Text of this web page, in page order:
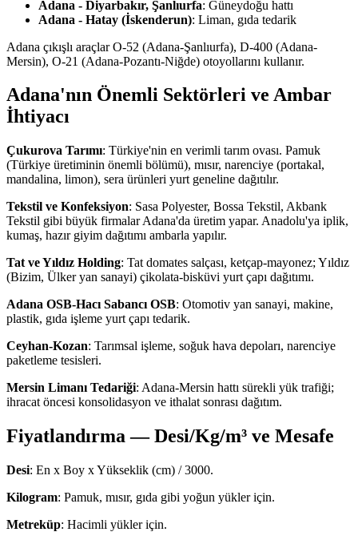
Adana - Diyarbakır, Şanlıurfa: Güneydoğu hattı
Adana - Hatay (İskenderun): Liman, gıda tedarik
Adana çıkışlı araçlar O-52 (Adana-Şanlıurfa), D-400 (Adana-
Mersin), O-21 (Adana-Pozantı-Niğde) otoyollarını kullanır.
Adana'nın Önemli Sektörleri ve Ambar
İhtiyacı
Çukurova Tarımı: Türkiye'nin en verimli tarım ovası. Pamuk
(Türkiye üretiminin önemli bölümü), mısır, narenciye (portakal,
mandalina, limon), sera ürünleri yurt geneline dağıtılır.
Tekstil ve Konfeksiyon: Sasa Polyester, Bossa Tekstil, Akbank
Tekstil gibi büyük firmalar Adana'da üretim yapar. Anadolu'ya iplik,
kumaş, hazır giyim dağıtımı ambarla yapılır.
Tat ve Yıldız Holding: Tat domates salçası, ketçap-mayonez; Yıldız
(Bizim, Ülker yan sanayi) çikolata-bisküvi yurt çapı dağıtımı.
Adana OSB-Hacı Sabancı OSB: Otomotiv yan sanayi, makine,
plastik, gıda işleme yurt çapı tedarik.
Ceyhan-Kozan: Tarımsal işleme, soğuk hava depoları, narenciye
paketleme tesisleri.
Mersin Limanı Tedariği: Adana-Mersin hattı sürekli yük trafiği;
ihracat öncesi konsolidasyon ve ithalat sonrası dağıtım.
Fiyatlandırma — Desi/Kg/m³ ve Mesafe
Desi: En x Boy x Yükseklik (cm) / 3000.
Kilogram: Pamuk, mısır, gıda gibi yoğun yükler için.
Metreküp: Hacimli yükler için.